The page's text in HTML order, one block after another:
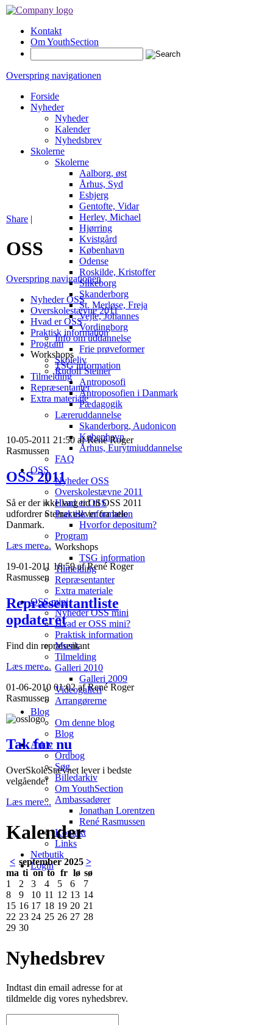
Kontakt
Om YouthSection
Overspring navigationen
Forside
Nyheder
Nyheder
Kalender
Nyhedsbrev
Skolerne
Skolerne
Aalborg, øst
Århus, Syd
Esbjerg
Gentofte, Vidar
Herlev, Michael
Hjørring
Kvistgård
København
Odense
Roskilde, Kristoffer
Silkeborg
Skanderborg
St. Merløse, Freja
Vejle, Johannes
Vordingborg
Info om uddannelse
Frie prøveformer
Skoleliv
Rudolf Steiner
Antroposofi
Antroposofien i Danmark
Pædagogik
Læreruddannelse
Skanderborg, Audonicon
København
Århus, Eurytmiuddannelse
FAQ
OSS
Nyheder OSS
Overskolestævne 2011
Hvad er OSS
Praktisk information
Hvorfor depositum?
Program
Workshops
TSG information
Tilmelding
Repræsentanter
Extra materiale
OSS mini
Nyheder OSS mini
Hvad er OSS mini?
Praktisk information
Musik
Tilmelding
Galleri 2010
Galleri 2009
Videogalleri
Arrangørerne
Blog
Om denne blog
Blog
Arkiv
Ordbog
Søg
Billedarkiv
Om YouthSection
Ambassadører
Jonathan Lorentzen
René Rasmussen
Kontakt
Links
Netbutik
Login
Share |
OSS
Overspring navigationen
Nyheder OSS
Overskolestævne 2011
Hvad er OSS
Praktisk information
Program
Workshops
TSG information
Tilmelding
Repræsentanter
Extra materiale
10-05-2011 21:50 af René Roger
Rasmussen
OSS 2011
Så er der ikke lang tid til OSS 2011
udfordrer Steiner elever fra hele
Danmark.
Læs mere...
19-01-2011 18:59 af René Roger
Rasmussen
Repræsentantliste
opdateret
Find din repræsentant
Læs mere...
01-06-2010 01:02 af René Roger
Rasmussen
Tak for nu
OverSkoleStævnet lever i bedste
velgående!
Læs mere...
Kalender
< september 2025 >
ma ti on to fr lø sø
1
2 3 4 5 6
7
8
9 10 11 12 13 14
15 16 17 18 19 20 21
22 23 24 25 26 27 28
29 30
Nyhedsbrev
Indtast din email adresse for at
tildmelde dig vores nyhedsbrev.